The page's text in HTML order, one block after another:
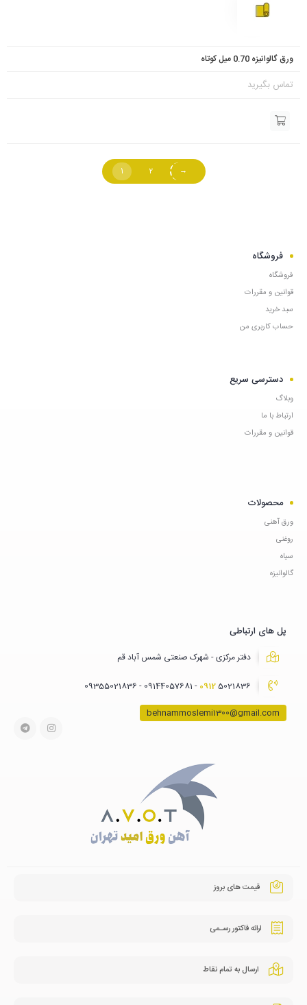
ورق گالوانیزه 0.70 میل کوتاه
تماس بگیرید
1 2 →
فروشگاه
فروشگاه
قوانین و مقررات
سبد خرید
حساب کاربری من
دسترسی سریع
وبلاگ
ارتباط با ما
قوانین و مقررات
محصولات
ورق آهنی
روغنی
سیاه
گالوانیزه
پل های ارتباطی
دفتر مرکزی - شهرک صنعتی شمس آباد قم
09125021836 - 09144057681 - 09355021836
behnammoslemi1300@gmail.com
قیمت های بروز
ارائه فاکتور رسـمی
ارسال به تمام نقاط